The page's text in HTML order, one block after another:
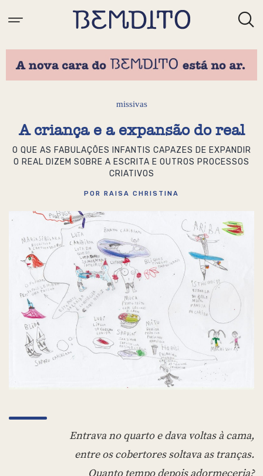
missivas
A criança e a expansão do real
O QUE AS FABULAÇÕES INFANTIS CAPAZES DE EXPANDIR
O REAL DIZEM SOBRE A ESCRITA E OUTROS PROCESSOS
CRIATIVOS
POR RAISA CHRISTINA
Entrava no quarto e dava voltas à cama,
entre os cobertores soltava as tranças.